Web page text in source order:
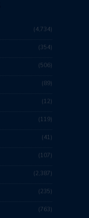
4,734
354
506
89
12
119
41
107
2,387
235
763